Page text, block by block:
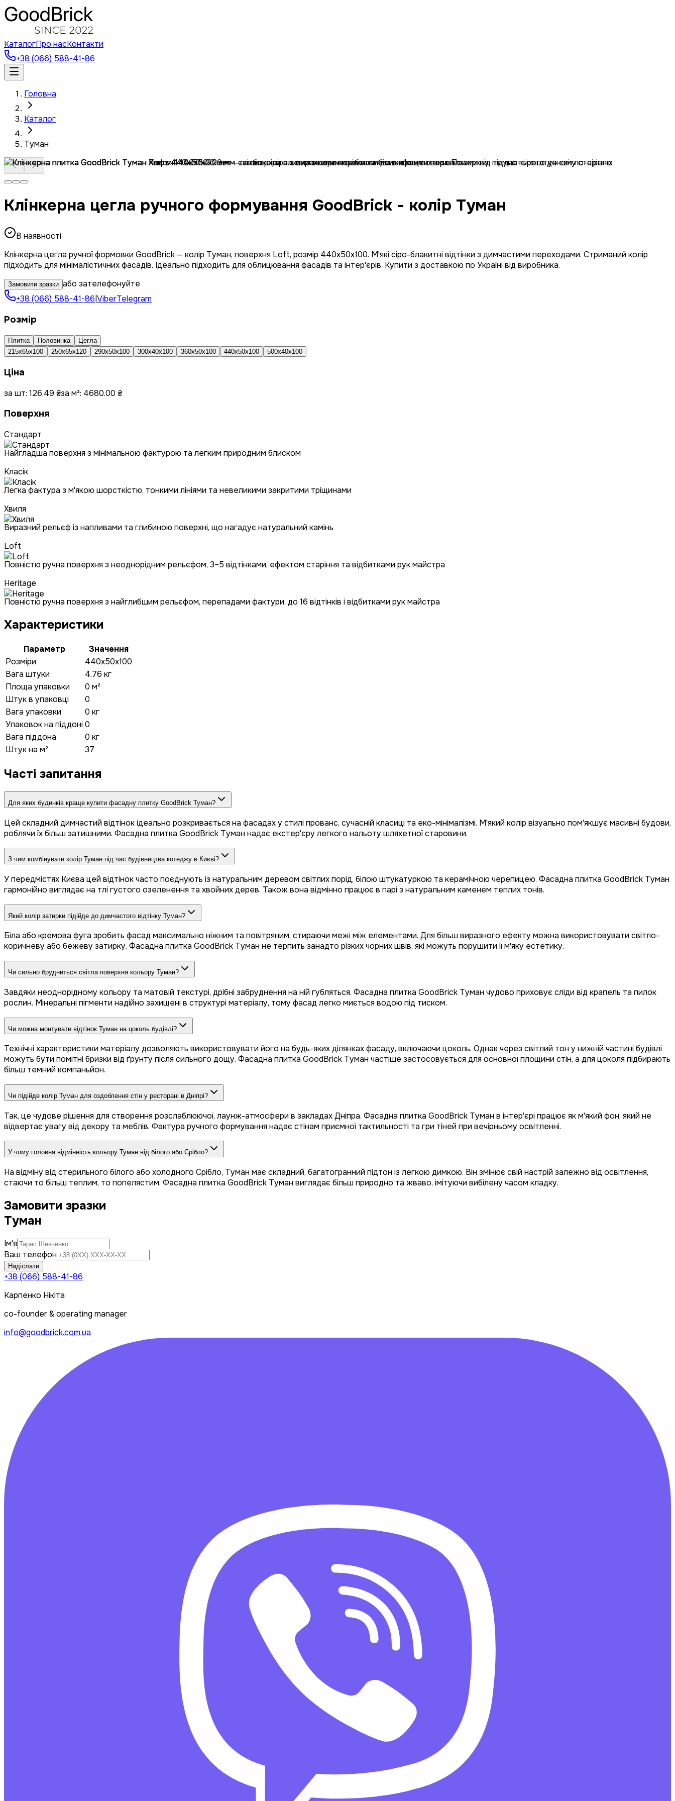
КаталогПро насКонтакти
+38 (066) 588-41-86
Головна
Каталог
Туман
Клінкерна цегла ручного формування GoodBrick - колір Туман
В наявності
Клінкерна цегла ручної формовки GoodBrick — колір Туман, поверхня Loft, розмір 440x50x100. М'які сіро-блакитні відтінки з димчастими переходами. Стриманий колір
підходить для мінімалістичних фасадів. Ідеально підходить для облицювання фасадів та інтер'єрів. Купити з доставкою по Україні від виробника.
Замовити зразки або зателефонуйте
+38 (066) 588-41-86 ViberTelegram
Розмір
Плитка Половинка
Цегла
215х65х100
250х65х120 290х50х100 300х40х100 360x50x100 440x50x100 500x40x100
Ціна
за шт: 126.49 ₴за м²: 4680.00 ₴
Поверхня
Стандарт
Найгладша поверхня з мінімальною фактурою та легким природним блиском
Класік
Легка фактура з м'якою шорсткістю, тонкими лініями та невеликими закритими тріщинами
Хвиля
Виразний рельєф із напливами та глибиною поверхні, що нагадує натуральний камінь
Loft
Повністю ручна поверхня з неоднорідним рельєфом, 3–5 відтінками, ефектом старіння та відбитками рук майстра
Heritage
Повністю ручна поверхня з найглибшим рельєфом, перепадами фактури, до 16 відтінків і відбитками рук майстра
Характеристики
Параметр
Значення
Розміри
440x50x100
Вага штуки
4.76 кг
Площа упаковки
0 м²
Штук в упаковці
0
Вага упаковки
0 кг
Упаковок на піддоні0
Вага піддона
0 кг
Штук на м²
37
Часті запитання
Для яких будинків краще купити фасадну плитку GoodBrick Туман?
Цей складний димчастий відтінок ідеально розкривається на фасадах у стилі прованс, сучасній класиці та еко-мінімалізмі. М'який колір візуально пом'якшує масивні будови,
роблячи їх більш затишними. Фасадна плитка GoodBrick Туман надає екстер'єру легкого нальоту шляхетної старовини.
З чим комбінувати колір Туман під час будівництва котеджу в Києві?
У передмістях Києва цей відтінок часто поєднують із натуральним деревом світлих порід, білою штукатуркою та керамічною черепицею. Фасадна плитка GoodBrick Туман
гармонійно виглядає на тлі густого озеленення та хвойних дерев. Також вона відмінно працює в парі з натуральним каменем теплих тонів.
Який колір затирки підійде до димчастого відтінку Туман?
Біла або кремова фуга зробить фасад максимально ніжним та повітряним, стираючи межі між елементами. Для більш виразного ефекту можна використовувати світло-
коричневу або бежеву затирку. Фасадна плитка GoodBrick Туман не терпить занадто різких чорних швів, які можуть порушити її м'яку естетику.
Чи сильно брудниться світла поверхня кольору Туман?
Завдяки неоднорідному кольору та матовій текстурі, дрібні забруднення на ній губляться. Фасадна плитка GoodBrick Туман чудово приховує сліди від крапель та пилок
рослин. Мінеральні пігменти надійно захищені в структурі матеріалу, тому фасад легко миється водою під тиском.
Чи можна монтувати відтінок Туман на цоколь будівлі?
Технічні характеристики матеріалу дозволяють використовувати його на будь-яких ділянках фасаду, включаючи цоколь. Однак через світлий тон у нижній частині будівлі
можуть бути помітні бризки від ґрунту після сильного дощу. Фасадна плитка GoodBrick Туман частіше застосовується для основної площини стін, а для цоколя підбирають
більш темний компаньйон.
Чи підійде колір Туман для оздоблення стін у ресторані в Дніпрі?
Так, це чудове рішення для створення розслаблюючої, лаунж-атмосфери в закладах Дніпра. Фасадна плитка GoodBrick Туман в інтер'єрі працює як м'який фон, який не
відвертає увагу від декору та меблів. Фактура ручного формування надає стінам приємної тактильності та гри тіней при вечірньому освітленні.
У чому головна відмінність кольору Туман від білого або Срібло?
На відміну від стерильного білого або холодного Срібло, Туман має складний, багатогранний підтон із легкою димкою. Він змінює свій настрій залежно від освітлення,
стаючи то більш теплим, то попелястим. Фасадна плитка GoodBrick Туман виглядає більш природно та жваво, імітуючи вибілену часом кладку.
Замовити зразки
Туман
Ім'я
Ваш телефон
Надіслати
+38 (066) 588-41-86
Карпенко Нікіта
co-founder & operating manager
info@goodbrick.com.ua